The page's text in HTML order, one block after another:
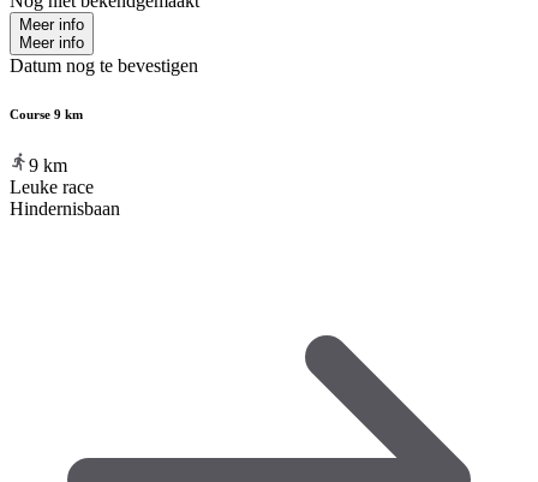
Meer info
Meer info
Datum nog te bevestigen
Course 9 km
9 km
Leuke race
Hindernisbaan